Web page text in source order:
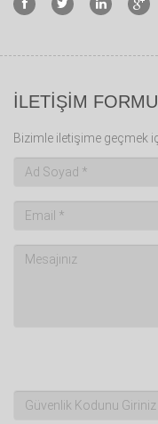
İLETİŞİM FORMU
Bizimle iletişime geçmek